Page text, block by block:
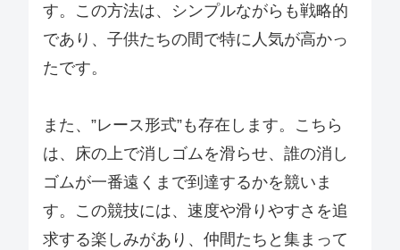
す。この方法は、シンプルながらも戦略的
であり、子供たちの間で特に人気が高かっ
たです。
また、”レース形式”も存在します。こちら
は、床の上で消しゴムを滑らせ、誰の消し
ゴムが一番遠くまで到達するかを競いま
す。この競技には、速度や滑りやすさを追
求する楽しみがあり、仲間たちと集まって